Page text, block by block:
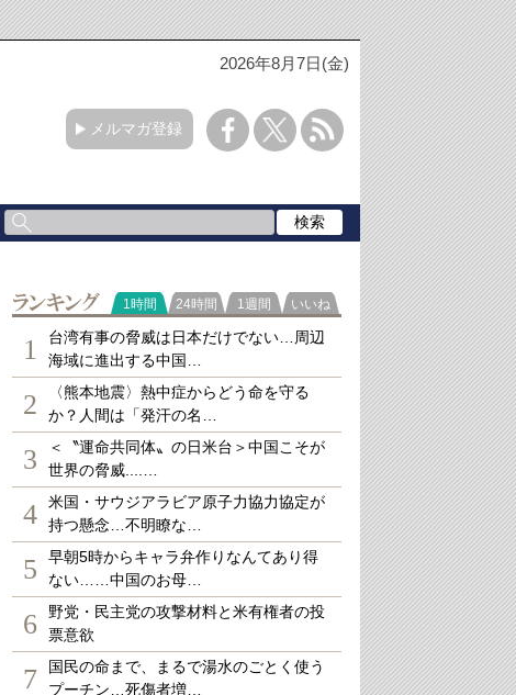
2026年8月7日(金)
メルマガ登録
ランキング
1時間 24時間 1週間 いいね
1
台湾有事の脅威は日本だけでない…周辺
海域に進出する中国…
2
〈熊本地震〉熱中症からどう命を守る
か？人間は「発汗の名…
3
＜〝運命共同体〟の日米台＞中国こそが
世界の脅威....…
4
米国・サウジアラビア原子力協力協定が
持つ懸念…不明瞭な…
5
早朝5時からキャラ弁作りなんてあり得
ない……中国のお母…
6
野党・民主党の攻撃材料と米有権者の投
票意欲
7
国民の命まで、まるで湯水のごとく使う
プーチン…死傷者増…